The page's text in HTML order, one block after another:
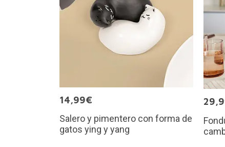
14,99€
Salero y pimentero con forma de
gatos ying y yang